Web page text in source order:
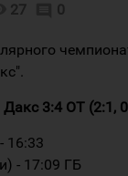
27 0
3:4 ОТ (2:1,
16:33
- 17:09 ГБ